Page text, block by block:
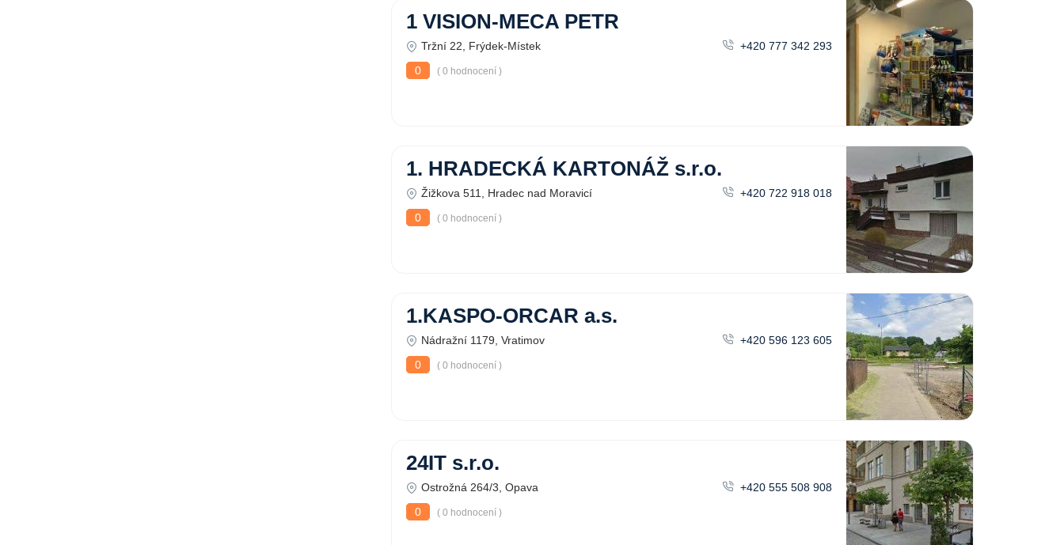
1 VISION-MECA PETR
Tržní 22, Frýdek-Místek
+420 777 342 293
0
( 0 hodnocení )
1. HRADECKÁ KARTONÁŽ s.r.o.
Žižkova 511, Hradec nad Moravicí
+420 722 918 018
0
( 0 hodnocení )
1.KASPO-ORCAR a.s.
Nádražní 1179, Vratimov
+420 596 123 605
0
( 0 hodnocení )
24IT s.r.o.
Ostrožná 264/3, Opava
+420 555 508 908
0
( 0 hodnocení )